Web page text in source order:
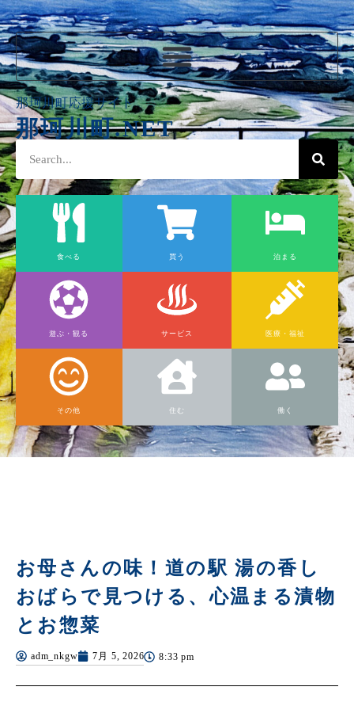
那珂川町応援サイト
那珂川町.NET
食べる 買う 泊まる
遊ぶ・観る サービス 医療・福祉
その他 住む 働く
お母さんの味！道の駅 湯の香し
おばらで見つける、心温まる漬物
とお惣菜
adm_nkgw 7月 5, 2026 8:33 pm